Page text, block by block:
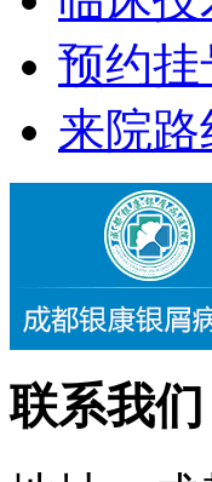
预约挂
来院路
联系我们